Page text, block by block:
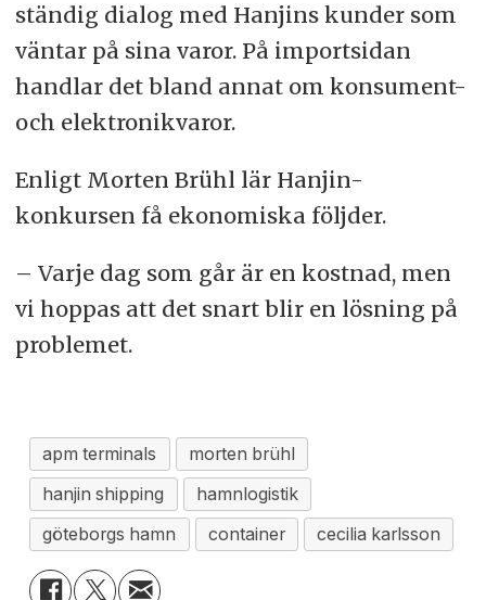
ständig dialog med Hanjins kunder som
väntar på sina varor. På importsidan
handlar det bland annat om konsument-
och elektronikvaror.
Enligt Morten Brühl lär Hanjin-
konkursen få ekonomiska följder.
– Varje dag som går är en kostnad, men
vi hoppas att det snart blir en lösning på
problemet.
apm terminals
morten brühl
hanjin shipping
hamnlogistik
göteborgs hamn
container cecilia karlsson